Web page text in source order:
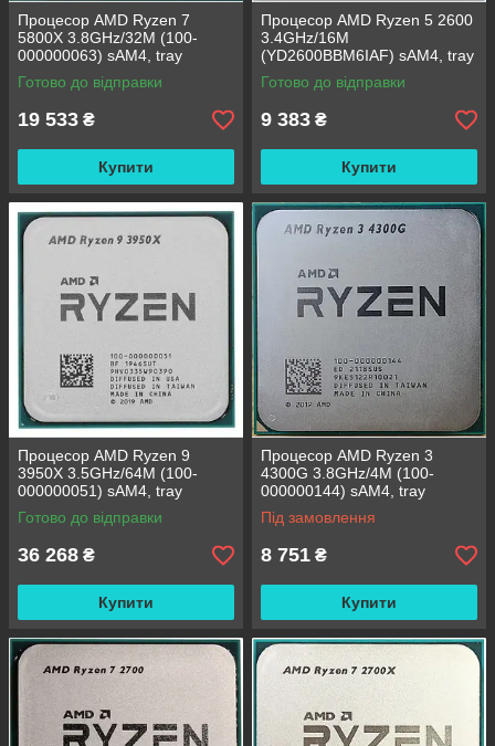
Процесор AMD Ryzen 7
5800X 3.8GHz/32M (100-
000000063) sAM4, tray
Готово до відправки
19 533 ₴
Купити
Процесор AMD Ryzen 5 2600
3.4GHz/16M
(YD2600BBM6IAF) sAM4, tray
Готово до відправки
9 383 ₴
Купити
Процесор AMD Ryzen 9
3950X 3.5GHz/64M (100-
000000051) sAM4, tray
Готово до відправки
36 268 ₴
Купити
Процесор AMD Ryzen 3
4300G 3.8GHz/4M (100-
000000144) sAM4, tray
Під замовлення
8 751 ₴
Купити